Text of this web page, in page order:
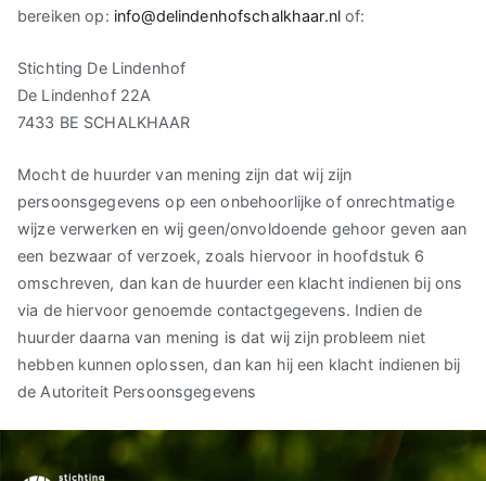
bereiken op: info@delindenhofschalkhaar.nl of:
Stichting De Lindenhof
De Lindenhof 22A
7433 BE SCHALKHAAR
Mocht de huurder van mening zijn dat wij zijn
persoonsgegevens op een onbehoorlijke of onrechtmatige
wijze verwerken en wij geen/onvoldoende gehoor geven aan
een bezwaar of verzoek, zoals hiervoor in hoofdstuk 6
omschreven, dan kan de huurder een klacht indienen bij ons
via de hiervoor genoemde contactgegevens. Indien de
huurder daarna van mening is dat wij zijn probleem niet
hebben kunnen oplossen, dan kan hij een klacht indienen bij
de Autoriteit Persoonsgegevens